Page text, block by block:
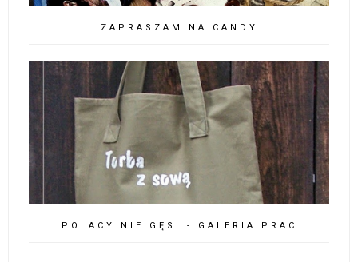
ZAPRASZAM NA CANDY
POLACY NIE GĘSI - GALERIA PRAC